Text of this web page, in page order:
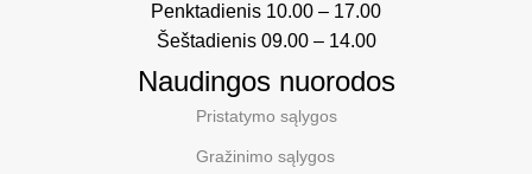
Penktadienis 10.00 – 17.00
Šeštadienis 09.00 – 14.00
Naudingos nuorodos
Pristatymo sąlygos
Gražinimo sąlygos